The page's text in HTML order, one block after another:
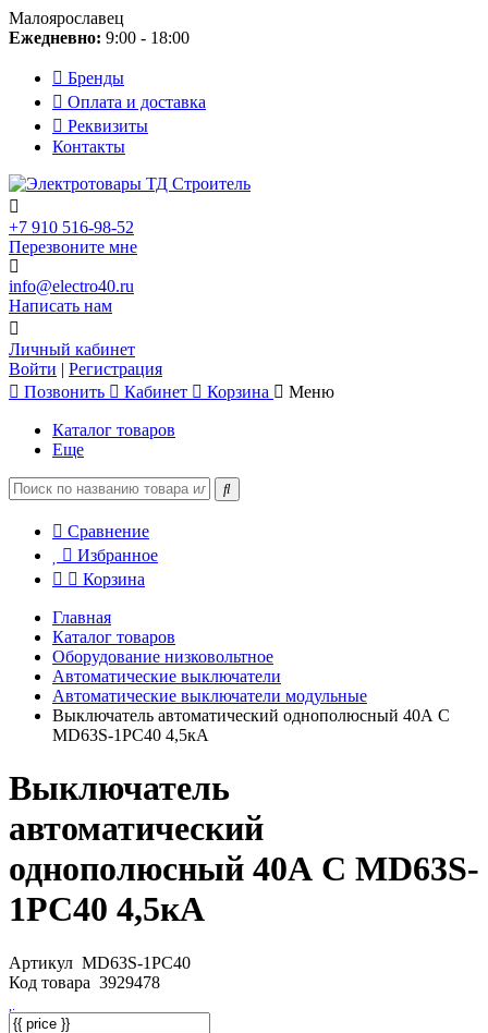
Малоярославец
Ежедневно: 9:00 - 18:00
Бренды
Оплата и доставка
Реквизиты
Контакты
+7 910 516-98-52
Перезвоните мне
info@electro40.ru
Написать нам
Личный кабинет
Войти | Регистрация
Позвонить
Кабинет Корзина Меню
Каталог товаров
Еще
Сравнение
Избранное
Корзина
Главная
Каталог товаров
Оборудование низковольтное
Автоматические выключатели
Автоматические выключатели модульные
Выключатель автоматический однополюсный 40А C
MD63S-1PC40 4,5кА
Выключатель
автоматический
однополюсный 40А C MD63S-
1PC40 4,5кА
Артикул MD63S-1PC40
Код товара 3929478